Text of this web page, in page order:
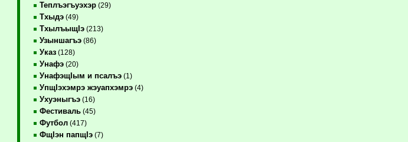
Теплъэгъуэхэр(29)
Тхыдэ(49)
ТхылъыщIэ(213)
Узыншагъэ(86)
Указ(128)
Унафэ(20)
УнафэщIым и псалъэ(1)
УпщIэхэмрэ жэуапхэмрэ(4)
Ухуэныгъэ(16)
Фестиваль(45)
Футбол(417)
ФщIэн папщIэ(7)